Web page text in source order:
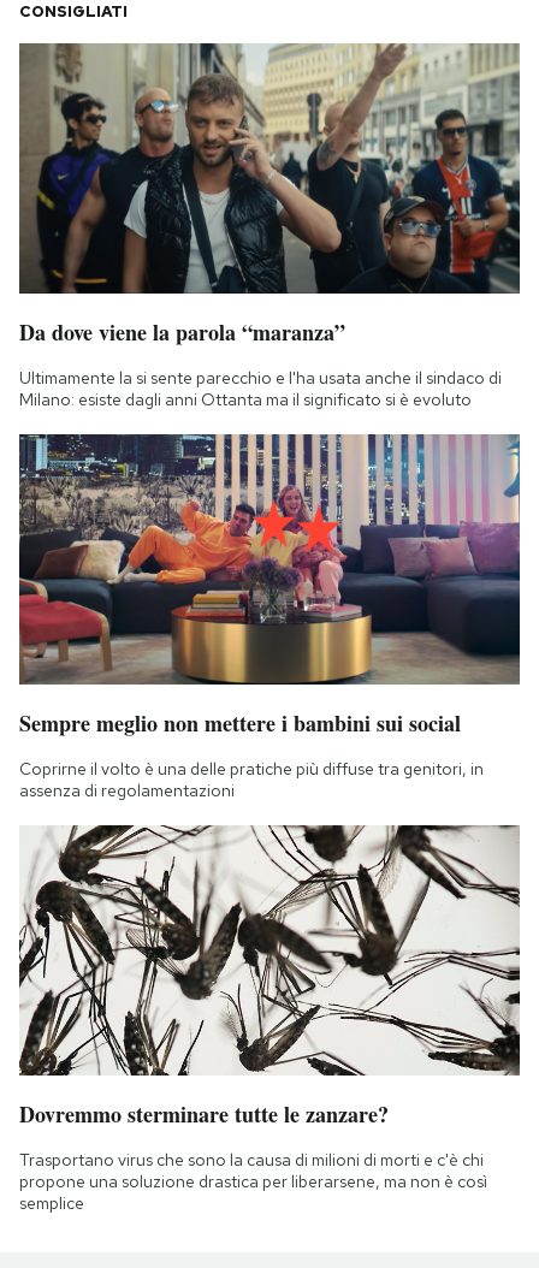
CONSIGLIATI
Da dove viene la parola “maranza”
Ultimamente la si sente parecchio e l'ha usata anche il sindaco di
Milano: esiste dagli anni Ottanta ma il significato si è evoluto
Sempre meglio non mettere i bambini sui social
Coprirne il volto è una delle pratiche più diffuse tra genitori, in
assenza di regolamentazioni
Dovremmo sterminare tutte le zanzare?
Trasportano virus che sono la causa di milioni di morti e c'è chi
propone una soluzione drastica per liberarsene, ma non è così
semplice